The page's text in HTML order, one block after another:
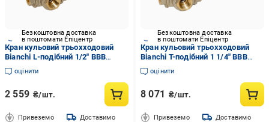
Безкоштовна доставка
в поштомати Епіцентр
Кран кульовий трьохходовий
Bianchi L-подібний 1/2" ВВВ
латунь (4253L0040F)
оцінити
2 559 ₴/шт.
Привеземо Доставимо
Безкоштовна доставка
в поштомати Епіцентр
Кран кульовий трьохходовий
Bianchi Т-подібний 1 1/4" ВВВ
латунь (4253T0070F)
оцінити
8 071 ₴/шт.
Привеземо Доставимо